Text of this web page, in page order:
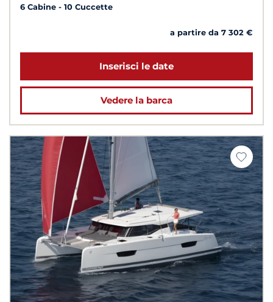
6 Cabine 10 Cuccette
a partire da 7 302 €
Inserisci le date
Vedere la barca